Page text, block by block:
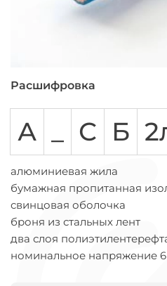
Расшифровка
А С Б
алюминиевая жила
бумажная пропитанная
свинцовая оболочка
броня из стальных лент
два слоя
номинальное напряжение